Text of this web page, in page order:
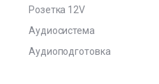
Розетка 12V
Аудиосистема
Аудиоподготовка